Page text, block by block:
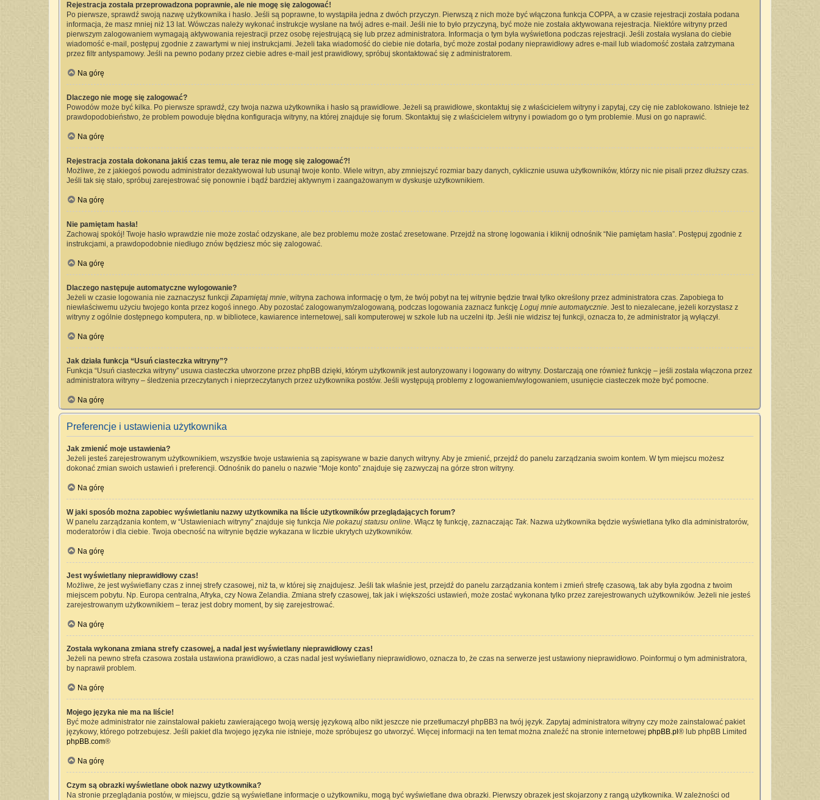
Rejestracja została przeprowadzona poprawnie, ale nie mogę się zalogować!
Po pierwsze, sprawdź swoją nazwę użytkownika i hasło. Jeśli są poprawne, to wystąpiła jedna z dwóch przyczyn. Pierwszą z nich może być włączona funkcja COPPA, a w czasie rejestracji została podana
informacja, że masz mniej niż 13 lat. Wówczas należy wykonać instrukcje wysłane na twój adres e-mail. Jeśli nie to było przyczyną, być może nie została aktywowana rejestracja. Niektóre witryny przed
pierwszym zalogowaniem wymagają aktywowania rejestracji przez osobę rejestrującą się lub przez administratora. Informacja o tym była wyświetlona podczas rejestracji. Jeśli została wysłana do ciebie
wiadomość e-mail, postępuj zgodnie z zawartymi w niej instrukcjami. Jeżeli taka wiadomość do ciebie nie dotarła, być może został podany nieprawidłowy adres e-mail lub wiadomość została zatrzymana
przez filtr antyspamowy. Jeśli na pewno podany przez ciebie adres e-mail jest prawidłowy, spróbuj skontaktować się z administratorem.
Na górę
Dlaczego nie mogę się zalogować?
Powodów może być kilka. Po pierwsze sprawdź, czy twoja nazwa użytkownika i hasło są prawidłowe. Jeżeli są prawidłowe, skontaktuj się z właścicielem witryny i zapytaj, czy cię nie zablokowano. Istnieje też
prawdopodobieństwo, że problem powoduje błędna konfiguracja witryny, na której znajduje się forum. Skontaktuj się z właścicielem witryny i powiadom go o tym problemie. Musi on go naprawić.
Na górę
Rejestracja została dokonana jakiś czas temu, ale teraz nie mogę się zalogować?!
Możliwe, że z jakiegoś powodu administrator dezaktywował lub usunął twoje konto. Wiele witryn, aby zmniejszyć rozmiar bazy danych, cyklicznie usuwa użytkowników, którzy nic nie pisali przez dłuższy czas.
Jeśli tak się stało, spróbuj zarejestrować się ponownie i bądź bardziej aktywnym i zaangażowanym w dyskusje użytkownikiem.
Na górę
Nie pamiętam hasła!
Zachowaj spokój! Twoje hasło wprawdzie nie może zostać odzyskane, ale bez problemu może zostać zresetowane. Przejdź na stronę logowania i kliknij odnośnik “Nie pamiętam hasła”. Postępuj zgodnie z
instrukcjami, a prawdopodobnie niedługo znów będziesz móc się zalogować.
Na górę
Dlaczego następuje automatyczne wylogowanie?
Jeżeli w czasie logowania nie zaznaczysz funkcjiZapamiętaj mnie, witryna zachowa informację o tym, że twój pobyt na tej witrynie będzie trwał tylko określony przez administratora czas. Zapobiega to
niewłaściwemu użyciu twojego konta przez kogoś innego. Aby pozostać zalogowanym/zalogowaną, podczas logowania zaznacz funkcję Loguj mnie automatycznie. Jest to niezalecane, jeżeli korzystasz z
witryny z ogólnie dostępnego komputera, np. w bibliotece, kawiarence internetowej, sali komputerowej w szkole lub na uczelni itp. Jeśli nie widzisz tej funkcji, oznacza to, że administrator ją wyłączył.
Na górę
Jak działa funkcja “Usuń ciasteczka witryny”?
Funkcja “Usuń ciasteczka witryny” usuwa ciasteczka utworzone przez phpBB dzięki, którym użytkownik jest autoryzowany i logowany do witryny. Dostarczają one również funkcję – jeśli została włączona przez
administratora witryny – śledzenia przeczytanych i nieprzeczytanych przez użytkownika postów. Jeśli występują problemy z logowaniem/wylogowaniem, usunięcie ciasteczek może być pomocne.
Na górę
Preferencje i ustawienia użytkownika
Jak zmienić moje ustawienia?
Jeżeli jesteś zarejestrowanym użytkownikiem, wszystkie twoje ustawienia są zapisywane w bazie danych witryny. Aby je zmienić, przejdź do panelu zarządzania swoim kontem. W tym miejscu możesz
dokonać zmian swoich ustawień i preferencji. Odnośnik do panelu o nazwie “Moje konto” znajduje się zazwyczaj na górze stron witryny.
Na górę
W jaki sposób można zapobiec wyświetlaniu nazwy użytkownika na liście użytkowników przeglądających forum?
W panelu zarządzania kontem, w “Ustawieniach witryny” znajduje się funkcja Nie pokazuj statusu online. Włącz tę funkcję, zaznaczając Tak. Nazwa użytkownika będzie wyświetlana tylko dla administratorów,
moderatorów i dla ciebie. Twoja obecność na witrynie będzie wykazana w liczbie ukrytych użytkowników.
Na górę
Jest wyświetlany nieprawidłowy czas!
Możliwe, że jest wyświetlany czas z innej strefy czasowej, niż ta, w której się znajdujesz. Jeśli tak właśnie jest, przejdź do panelu zarządzania kontem i zmień strefę czasową, tak aby była zgodna z twoim
miejscem pobytu. Np. Europa centralna, Afryka, czy Nowa Zelandia. Zmiana strefy czasowej, tak jak i większości ustawień, może zostać wykonana tylko przez zarejestrowanych użytkowników. Jeżeli nie jesteś
zarejestrowanym użytkownikiem – teraz jest dobry moment, by się zarejestrować.
Na górę
Została wykonana zmiana strefy czasowej, a nadal jest wyświetlany nieprawidłowy czas!
Jeżeli na pewno strefa czasowa została ustawiona prawidłowo, a czas nadal jest wyświetlany nieprawidłowo, oznacza to, że czas na serwerze jest ustawiony nieprawidłowo. Poinformuj o tym administratora,
by naprawił problem.
Na górę
Mojego języka nie ma na liście!
Być może administrator nie zainstalował pakietu zawierającego twoją wersję językową albo nikt jeszcze nie przetłumaczył phpBB3 na twój język. Zapytaj administratora witryny czy może zainstalować pakiet
językowy, którego potrzebujesz. Jeśli pakiet dla twojego języka nie istnieje, może spróbujesz go utworzyć. Więcej informacji na ten temat można znaleźć na stronie internetowej phpBB.pl ® lub phpBB Limited
phpBB.com®
Na górę
Czym są obrazki wyświetlane obok nazwy użytkownika?
Na stronie przeglądania postów, w miejscu, gdzie są wyświetlane informacje o użytkowniku, mogą być wyświetlane dwa obrazki. Pierwszy obrazek jest skojarzony z rangą użytkownika. W zależności od